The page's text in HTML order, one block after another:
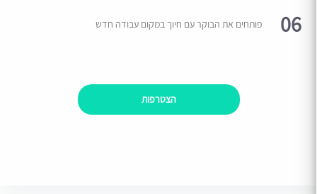
06 פותחים את הבוקר עם חיוך במקום עבודה חדש
הצטרפות